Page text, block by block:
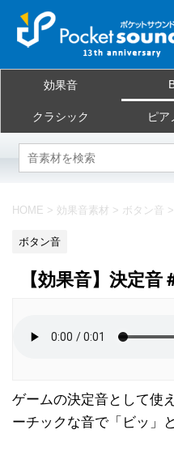
当サイ
ご
お
効果音
クラシック ピア
HOME > 効果音素材 > ボタン音 >
ボタン音
【効果音】決定音
ゲームの決定音として使
ーチックな音で「ビッ」